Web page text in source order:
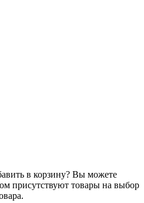
в корзину? Вы можете
присутствуют товары на выбор